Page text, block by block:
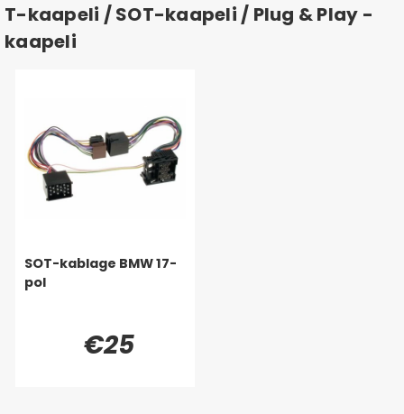
T-kaapeli / SOT-kaapeli / Plug & Play -
kaapeli
SOT-kablage BMW 17-
pol
€25